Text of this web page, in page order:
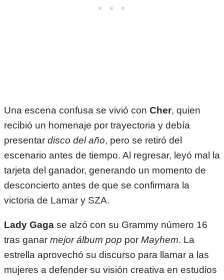
Una escena confusa se vivió con Cher, quien
recibió un homenaje por trayectoria y debía
presentar disco del año, pero se retiró del
escenario antes de tiempo. Al regresar, leyó mal la
tarjeta del ganador, generando un momento de
desconcierto antes de que se confirmara la
victoria de Lamar y SZA.
Lady Gaga se alzó con su Grammy número 16
tras ganar mejor álbum pop por Mayhem. La
estrella aprovechó su discurso para llamar a las
mujeres a defender su visión creativa en estudios